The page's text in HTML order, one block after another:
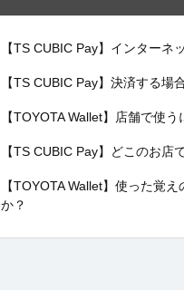
【TS CUBIC Pay】インターネ
【TS CUBIC Pay】決済する場
【TOYOTA Wallet】店舗で使
【TS CUBIC Pay】どこのお店
【TOYOTA Wallet】使った覚
か？